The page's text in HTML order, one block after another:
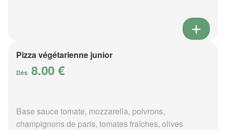
Pizza végétarienne junior
Dès 8.00 €
Base sauce tomate, mozzarella, poivrons,
champignons de paris, tomates fraîches, olives